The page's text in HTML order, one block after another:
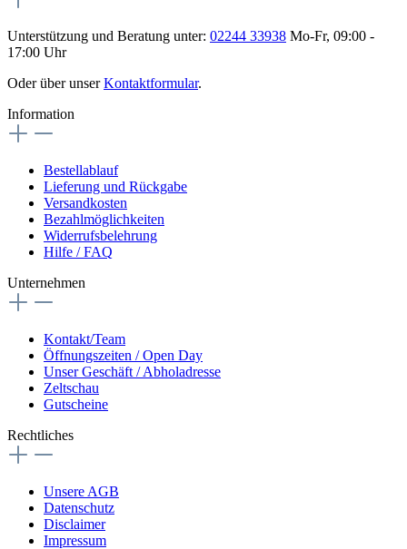
Unterstützung und Beratung unter: 02244 33938 Mo-Fr, 09:00 -
17:00 Uhr
Oder über unserKontaktformular.
Information
Bestellablauf
Lieferung und Rückgabe
Versandkosten
Bezahlmöglichkeiten
Widerrufsbelehrung
Hilfe / FAQ
Unternehmen
Kontakt/Team
Öffnungszeiten / Open Day
Unser Geschäft / Abholadresse
Zeltschau
Gutscheine
Rechtliches
Unsere AGB
Datenschutz
Disclaimer
Impressum